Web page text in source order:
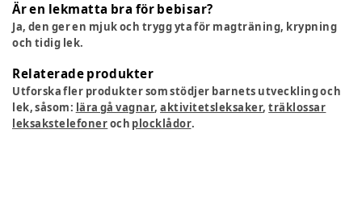
Är en lekmatta bra för bebisar?
Ja, den ger en mjuk och trygg yta för magträning, krypning
och tidig lek.
Relaterade produkter
Utforska fler produkter som stödjer barnets utveckling och
lek, såsom: lära gå vagnar,aktivitetsleksaker,träklossar
leksakstelefoneroch plocklådor.